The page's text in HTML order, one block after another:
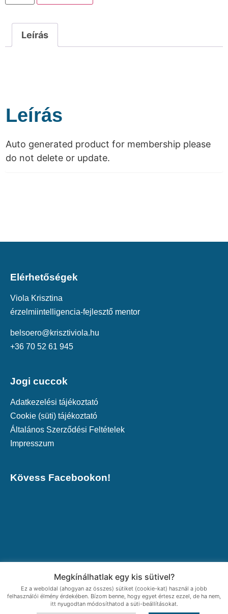
Leírás
Leírás
Auto generated product for membership please
do not delete or update.
Elérhetőségek
Viola Krisztina
érzelmiintelligencia-fejlesztő mentor
belsoero@krisztiviola.hu
+36 70 52 61 945
Jogi cuccok
Adatkezelési tájékoztató
Cookie (süti) tájékoztató
Általános Szerződési Feltételek
Impresszum
Kövess Facebookon!
© 2021 Vendula Egészség- és Oktatási Központ | Az oldalt
Megkínálhatlak egy kis sütivel?
Ez a weboldal (ahogyan az összes) sütiket (cookie-kat) használ a jobb
felhasználói élmény érdekében. Bízom benne, hogy egyet értesz ezzel, de ha nem,
itt nyugodtan módosíthatod a süti-beállításokat.